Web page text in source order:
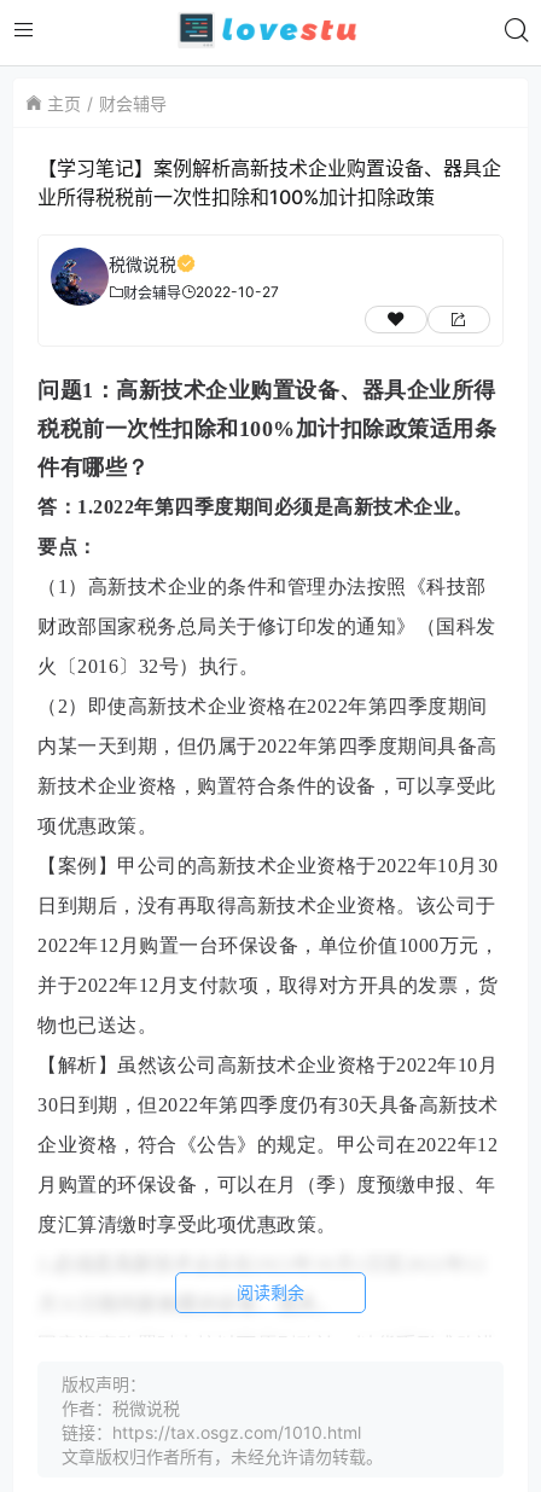
主页 财会辅导
【学习笔记】案例解析高新技术企业购置设备、器具企
业所得税税前一次性扣除和100%加计扣除政策
税微说税
财会辅导 2022-10-27
问题1： 高新技术企业购置设备、器具企业所得
税税前一次性扣除和 100%加计扣除政策适用条
件有哪些？
答：1.2022年第四季度期间必须是高新技术企业。
要点：
（1）高新技术企业的条件和管理办法按照《科技部
财政部国家税务总局关于修订印发的通知》（国科发
火〔2016〕32号）执行。
（2）即使高新技术企业资格在2022年第四季度期间
内某一天到期，但仍属于2022年第四季度期间具备高
新技术企业资格，购置符合条件的设备，可以享受此
项优惠政策。
【案例】 甲公司的高新技术企业资格于2022年10月30
日到期后，没有再取得高新技术企业资格。该公司于
2022年12月购置一台环保设备，单位价值1000万元，
并于2022年12月支付款项，取得对方开具的发票，货
物也已送达。
【解析】虽然该公司高新技术企业资格于2022年10月
30日到期，但2022年第四季度仍有30天具备高新技术
企业资格，符合《公告》的规定。甲公司在2022年12
月购置的环保设备，可以在月（季）度预缴申报、年
度汇算清缴时享受此项优惠政策。
月31日期间新购置的设备、器具
的固定资产，除采取分期付款或赊销方式购进外，按
发票开具时间确认；以分期付款或赊销方式购进的固
定资产，按固定资产到货时间确认；自行建造的固定
阅读剩余
版权声明：
作者：税微说税
链接：https://tax.osgz.com/1010.html
文章版权归作者所有，未经允许请勿转载。